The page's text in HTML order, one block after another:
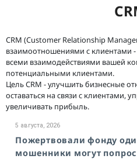
CRM (Customer Relationship
взаимоотношениями с клиентами
всеми взаимодействиями вашей
потенциальными клиентами.
Цель CRM - улучшить бизнесные
оставаться на связи с клиентами,
увеличивать прибыль.
5 августа, 2026
Пожертвовали фонду
мошенники могут